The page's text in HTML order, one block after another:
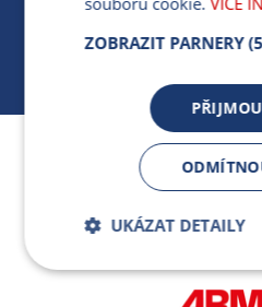
Jsme součástí skupiny
nezávislých
ZOBRAZIT PARNERY
UKÁZAT DETAILY
Bezpodmínečně
nutné soubory